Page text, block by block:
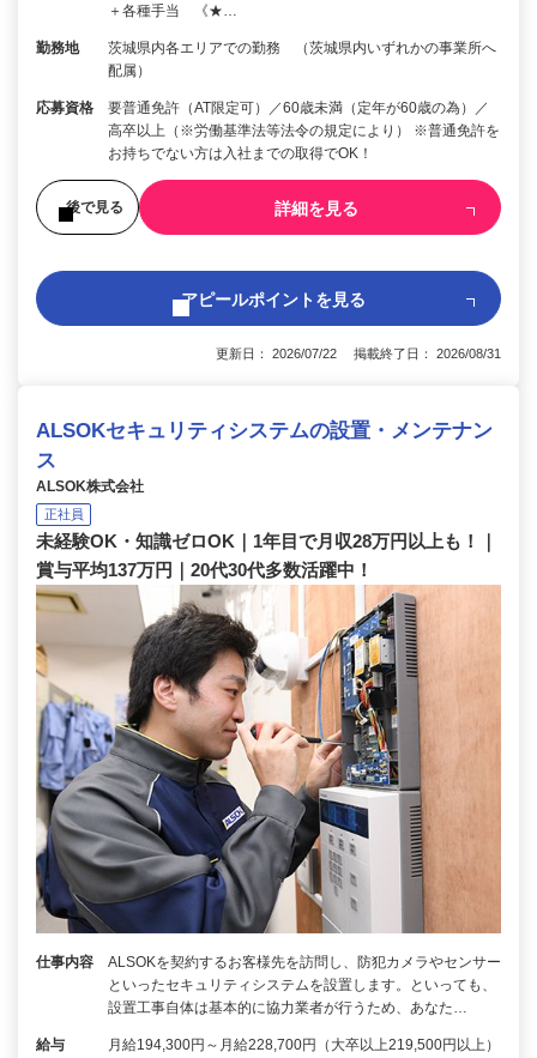
＋各種手当 《★…
勤務地
茨城県内各エリアでの勤務 （茨城県内いずれかの事業所へ
配属）
応募資格
要普通免許（AT限定可）／60歳未満（定年が60歳の為）／
高卒以上（※労働基準法等法令の規定により） ※普通免許を
お持ちでない方は入社までの取得でOK！
後で見る 詳細を見る
アピールポイントを見る
更新日： 2026/07/22 掲載終了日： 2026/08/31
ALSOKセキュリティシステムの設置・メンテナン
ス
ALSOK株式会社
正社員
未経験OK・知識ゼロOK｜1年目で月収28万円以上も！｜
賞与平均137万円｜20代30代多数活躍中！
仕事内容
ALSOKを契約するお客様先を訪問し、防犯カメラやセンサー
といったセキュリティシステムを設置します。といっても、
設置工事自体は基本的に協力業者が行うため、あなた…
給与
月給194,300円～月給228,700円（大卒以上219,500円以上）